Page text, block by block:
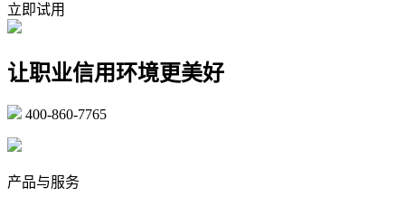
立即试用
让职业信用环境更美好
400-860-7765
产品与服务